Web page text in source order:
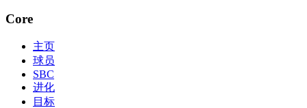
Core
主页
球员
SBC
进化
目标